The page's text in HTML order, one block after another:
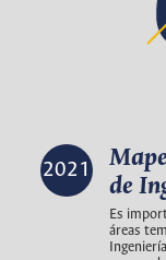
2021
de
Es
áreas